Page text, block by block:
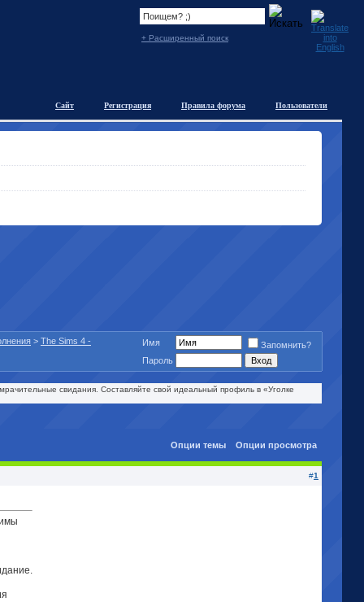
+ Расширенный поиск
Пользователи
Правила форума
Регистрация
Сайт
> The Sims 4 -
Имя
Запомнить?
Пароль
свидания. Составляйте свой идеальный профиль в «Уголке
Опции темы Опции просмотра
#1